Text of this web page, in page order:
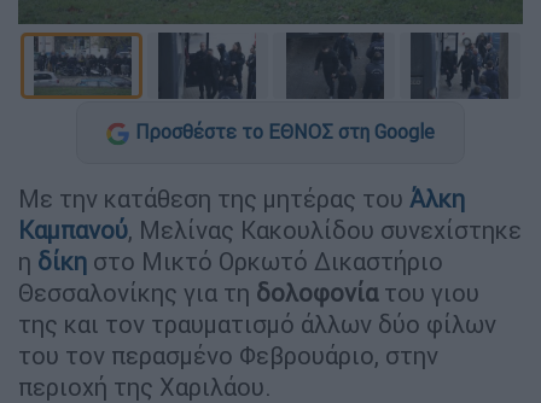
Προσθέστε το ΕΘΝΟΣ στη Google
Με την κατάθεση της μητέρας του Άλκη
Καμπανού, Μελίνας Κακουλίδου συνεχίστηκε
η δίκη στο Μικτό Ορκωτό Δικαστήριο
Θεσσαλονίκης για τη δολοφονίατου γιου
της και τον τραυματισμό άλλων δύο φίλων
του τον περασμένο Φεβρουάριο, στην
περιοχή της Χαριλάου.